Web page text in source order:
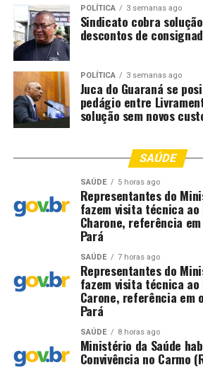
Fonte: EBC Cultura
Comentários
RELATED TOPICS: ABERTAS
CARNAVAL
CULTURA DESTAQUE
SALVADOR
“O Agente Secreto” será
gigantes em Olinda
DON'T MISS
Rio de Janeiro comemora Dia de
celebrações pela cidade
POLÍTICA 3 semanas ago
Sindicato cobra
descontos de
POLÍTICA 3 semanas ago
Juca do Guaraná se
pedágio entre
solução sem novos
SAÚDE
SAÚDE 5 horas ago
Representantes do
fazem visita técnica
Charone, referência
Pará
SAÚDE 7 horas ago
Representantes do
fazem visita técnica
Carone, referência em
Pará
SAÚDE 8 horas ago
Ministério da Saúde
Convivência no Carmo